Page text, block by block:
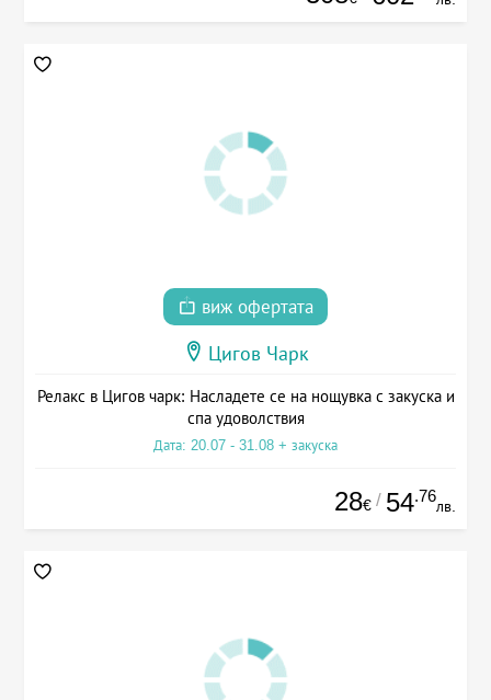
виж офертата
Цигов Чарк
Релакс в Цигов чарк: Насладете се на нощувка с закуска и
спа удоволствия
Дата: 20.07 - 31.08 + закуска
28€ / 54.76
лв.